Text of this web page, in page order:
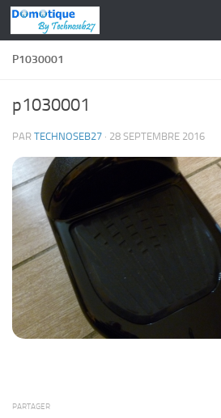
Skip to content
P1030001
p1030001
PAR TECHNOSEB27 · 28 SEPTEMBRE 2016
PARTAGER